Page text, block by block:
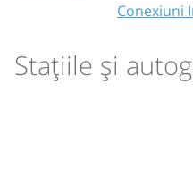
Conexiuni
Stațiile și